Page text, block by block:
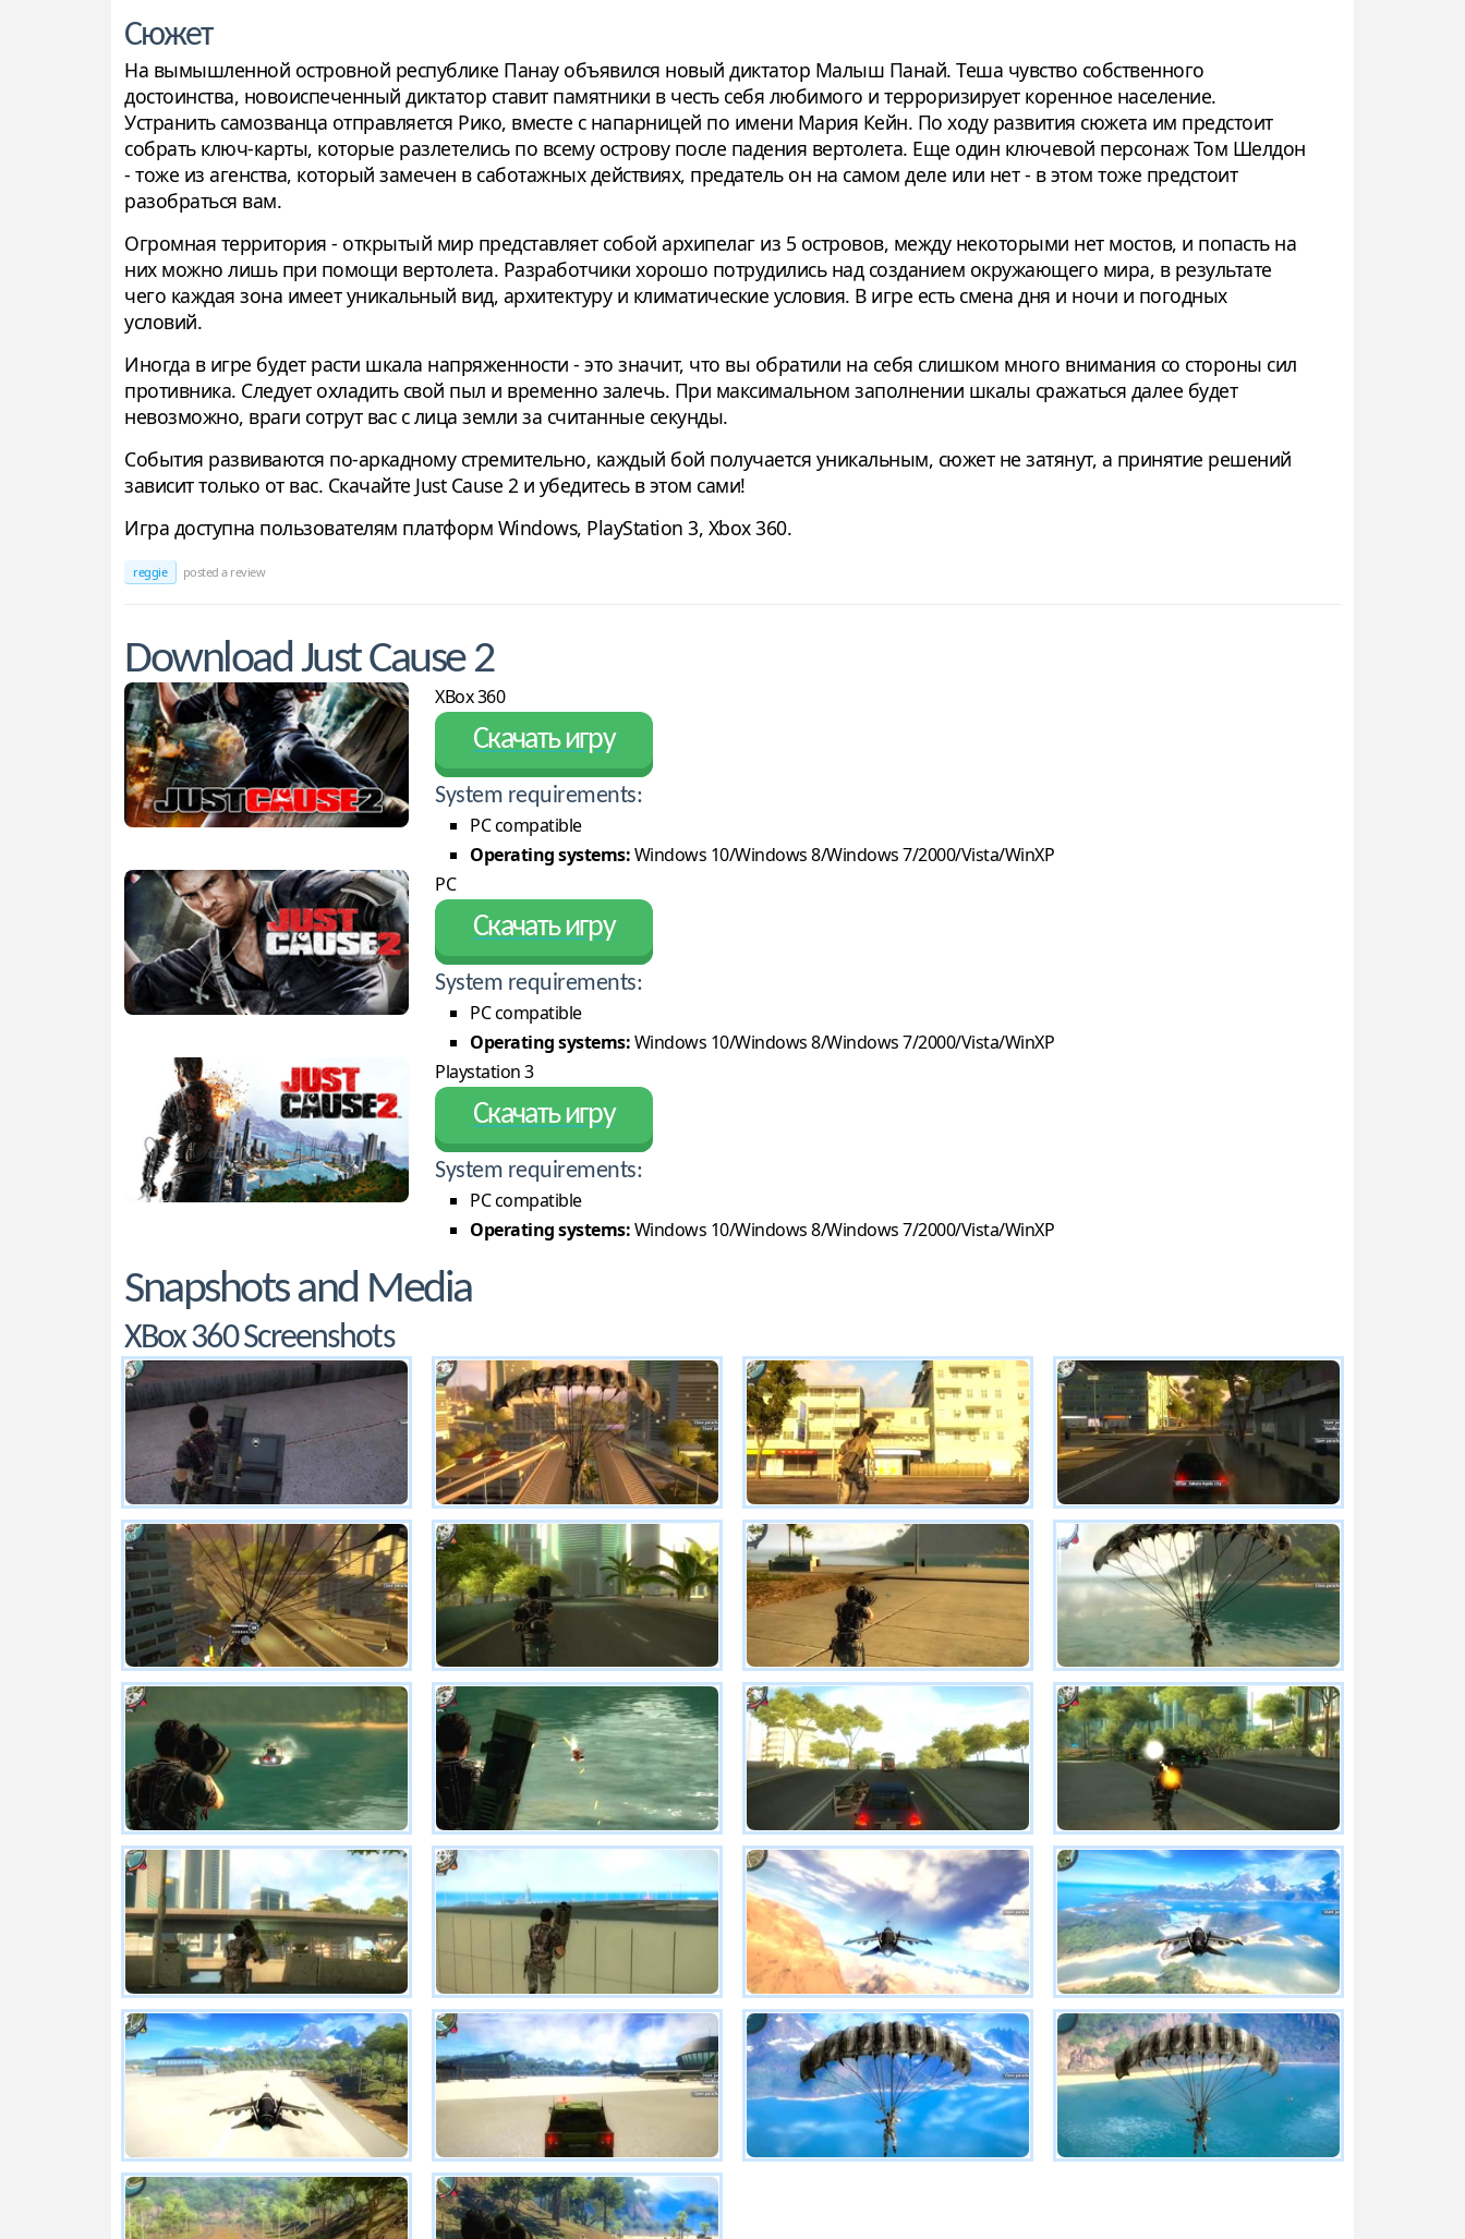
Сюжет
На вымышленной островной республике Панау объявился новый диктатор Малыш Панай. Теша чувство собственного
достоинства, новоиспеченный диктатор ставит памятники в честь себя любимого и терроризирует коренное население.
Устранить самозванца отправляется Рико, вместе с напарницей по имени Мария Кейн. По ходу развития сюжета им предстоит
собрать ключ-карты, которые разлетелись по всему острову после падения вертолета. Еще один ключевой персонаж Том Шелдон
- тоже из агенства, который замечен в саботажных действиях, предатель он на самом деле или нет - в этом тоже предстоит
разобраться вам.
Огромная территория - открытый мир представляет собой архипелаг из 5 островов, между некоторыми нет мостов, и попасть на
них можно лишь при помощи вертолета. Разработчики хорошо потрудились над созданием окружающего мира, в результате
чего каждая зона имеет уникальный вид, архитектуру и климатические условия. В игре есть смена дня и ночи и погодных
условий.
Иногда в игре будет расти шкала напряженности - это значит, что вы обратили на себя слишком много внимания со стороны сил
противника. Следует охладить свой пыл и временно залечь. При максимальном заполнении шкалы сражаться далее будет
невозможно, враги сотрут вас с лица земли за считанные секунды.
События развиваются по-аркадному стремительно, каждый бой получается уникальным, сюжет не затянут, а принятие решений
зависит только от вас. Скачайте Just Cause 2 и убедитесь в этом сами!
Игра доступна пользователям платформ Windows, PlayStation 3, Xbox 360.
reggie posted a review
Download Just Cause 2
XBox 360
Скачать игру
System requirements:
PC compatible
Operating systems:Windows 10/Windows 8/Windows 7/2000/Vista/WinXP
PC
Скачать игру
System requirements:
PC compatible
Operating systems:Windows 10/Windows 8/Windows 7/2000/Vista/WinXP
Playstation 3
Скачать игру
System requirements:
PC compatible
Operating systems:Windows 10/Windows 8/Windows 7/2000/Vista/WinXP
Snapshots and Media
XBox 360 Screenshots